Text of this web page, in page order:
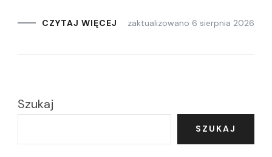
CZYTAJ WIĘCEJ zaktualizowano 6 sierpnia 2026
Szukaj
SZUKAJ